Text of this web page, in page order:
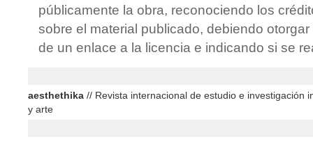
públicamente la obra, reconociendo los
sobre el material publicado, debiendo
de un enlace a la licencia e indicando si se
aesthethika // Revista internacional de estudio e investigación
y arte